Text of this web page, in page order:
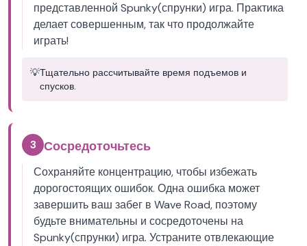
представленной Spunky(спрунки) игра. Практика
делает совершенным, так что продолжайте
играть!
💡Тщательно рассчитывайте время подъемов и
спусков.
3 Сосредоточьтесь
Сохраняйте концентрацию, чтобы избежать
дорогостоящих ошибок. Одна ошибка может
завершить ваш забег в Wave Road, поэтому
будьте внимательны и сосредоточены на
Spunky(спрунки) игра. Устраните отвлекающие